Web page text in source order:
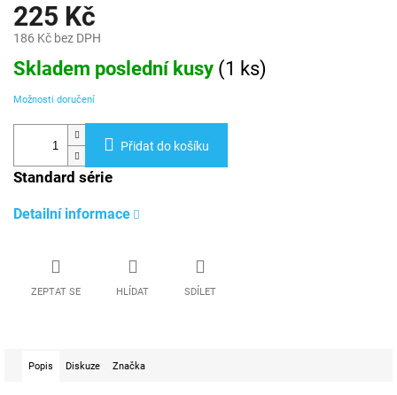
225 Kč
186 Kč bez DPH
Měrná
cena:
Skladem poslední kusy (1 ks)
Možnosti doručení
Přidat do košíku
Standard série
Detailní informace
ZEPTAT SE HLÍDAT SDÍLET
Popis Diskuze Značka